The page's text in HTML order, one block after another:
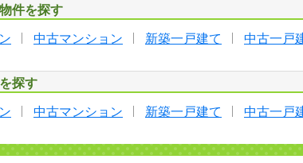
件を探す
中古マンション 新築一戸建て 中古一戸
探す
中古マンション 新築一戸建て 中古一戸